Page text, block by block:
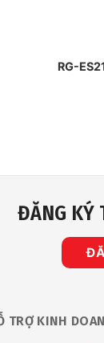
RG-
ĐĂNG KÝ
TRỢ KINH